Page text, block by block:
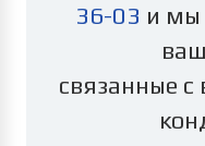
36-03 и мы
связанные